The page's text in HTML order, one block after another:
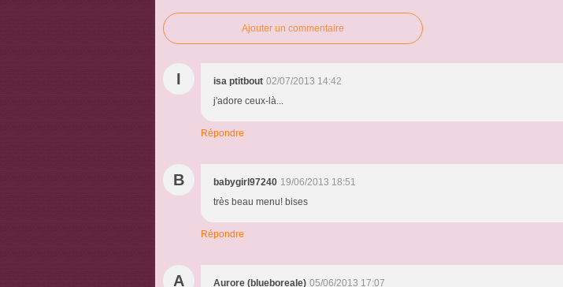
Ajouter un commentaire
I isa ptitbout 02/07/2013 14:42
j'adore ceux-là...
Répondre
B babygirl97240 19/06/2013 18:51
très beau menu! bises
Répondre
A Aurore (blueboreale) 05/06/2013 17:07